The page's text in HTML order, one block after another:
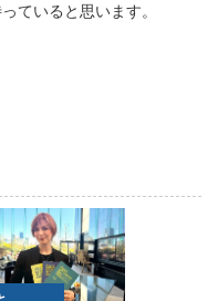
ていると思います。